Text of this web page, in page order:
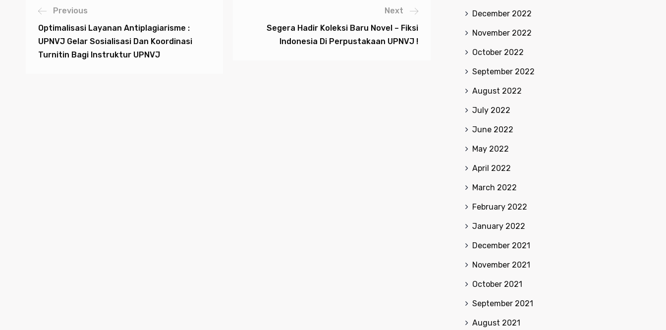
Previous
Optimalisasi Layanan Antiplagiarisme :
UPNVJ Gelar Sosialisasi Dan Koordinasi
Turnitin Bagi Instruktur UPNVJ
Next
Segera Hadir Koleksi Baru Novel – Fiksi
Indonesia Di Perpustakaan UPNVJ !
December 2022
November 2022
October 2022
September 2022
August 2022
July 2022
June 2022
May 2022
April 2022
March 2022
February 2022
January 2022
December 2021
November 2021
October 2021
September 2021
August 2021